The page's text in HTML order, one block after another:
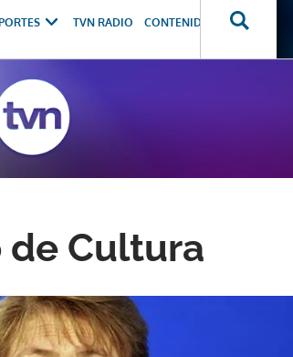
TVN RADIO CONTENIDOS ESPECIALES
Cultura